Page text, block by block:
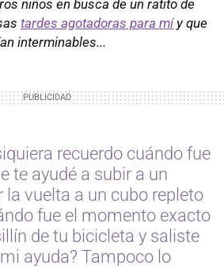
niños en busca de un ratito de
tardes agotadoras para míy que
interminables...
recuerdo cuándo fue
te ayudé a subir a un
la vuelta a un cubo repleto
fue el momento exacto
de tu bicicleta y saliste
ayuda? Tampoco lo